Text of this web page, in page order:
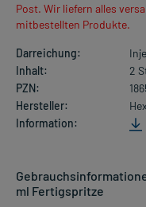
Post. Wir liefern alles
mitbestellten Produkte.
Darreichung:
Inhalt:
2
PZN:
Hersteller:
Information:
ml Fertigspritze